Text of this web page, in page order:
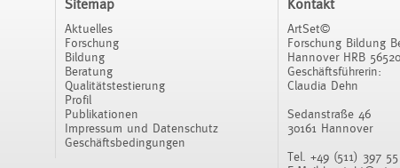
Sitemap
Aktuelles
Forschung
Bildung
Beratung
Qualitätstestierung
Profil
Publikationen
Impressum und Datenschutz
Geschäftsbedingungen
Kontakt
ArtSet©
Forschung Bildung
Hannover HRB 56520
Geschäftsführerin:
Claudia Dehn
Sedanstraße 46
30161 Hannover
Tel. +49 (511) 397